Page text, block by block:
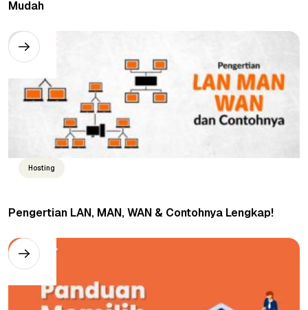
Mudah
Hosting
Pengertian LAN, MAN, WAN & Contohnya Lengkap!